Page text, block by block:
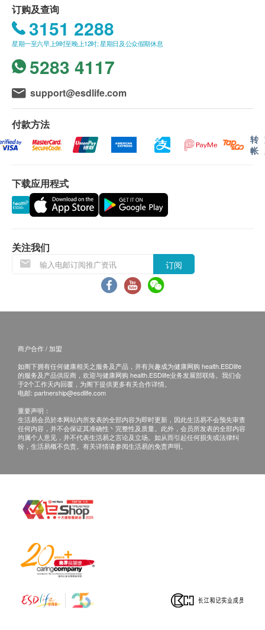
自尼古丁、化学物质、酒精、药物和污染物)；肝脏负
责执行人体内分解代谢的工作，有助营养分解，帮助
吸收，制造消化所需的胆汁；肝亦是营养的储存库，
储存葡萄糖、维生素A、B12、D、铁等人体所需物
质。肝是人体内最重要的器官，所有代谢工作都由肝
细胞进行。因过程非常复杂，现在还没有人工装置能
够取代肝脏的所有功效。所以想身体健康，就必须好
好保护肝脏！
强效抗氧化
的破坏，减低肝细胞受到外来有害物质伤害的机会，
还能增加人体两种至重要的抗氧化剂(谷胱甘肽和过氧
化歧化脢)。
修补肝细胞
水飞蓟素能促进肝细胞中蛋白质的合成，因此可以促
进肝细胞再生，修复受损细胞，达到修补受伤肝脏的
功效，为肝脏筑起保护网，同时强化肝脏健康。
运作，帮助肝脏中和及分解毒素，排走有害物质，减
轻尼古丁、酒精、睡眠不足等对肝脏的伤害。适合经
常应酬、烟酒过多人士、化学工厂或美容院的员工、
经常挨夜人士以及住在污染地区的居民服用，就像一
部草本肝脏净化机。
澳至尊保肝精是草本配方，功效显著。无论在古代还
效。每粒含6000mg大蓟成份的保肝精，含80%水飞
Silybin 能发挥的功效：
2.促进毒素的分解，尤其是肝脏中的毒素。
3.作为抗氧化剂，阻止自由基对细胞壁的损伤。
科研实证
我们将于确定订单后1-3个工作天内安排发货。
不排除运送时间会因节日、交通或天气而有所影
响。当八号烈风讯号悬挂或黑色暴雨警告生效时，
送货服务时间将会延迟。
所有订单须视乎相关货品的供应情况再作最后确
认。倘若生活易未能提供任何订单上的货品，生活
易有权拒绝接受该订单，或会于送货前透过电话或
电邮通知顾客再作安排出货事宜。
保用條款：
应最少有6个月或以上。
退换条款：
有损毁情况，一经确认签收，恕不接受退换。
退换产品必须包装完整，如退换之产品有任何残缺
或过期退回，供应商有权不受理。
如有其他损坏或遗漏查询，顾客必须保留有效收据
中文版为准。
电邮:cs@ausupreme.com
订购及查询
3151 2288
星期一至六早上9时至晚上12时; 星期日及公众假期休息
5283 4117
support@esdlife.com
付款方法
转
帐
下载应用程式
关注我们
订阅
商户合作 / 加盟
如阁下拥有任何健康相关之服务及产品，并有兴趣成为健康网购 health.ESDlife
的服务及产品供应商，欢迎与健康网购 health.ESDlife业务发展部联络。我们会
于2个工作天内回覆，为阁下提供更多有关合作详情。
电邮: partnership@esdlife.com
重要声明：
生活易会员於本网站内所发表的全部内容为即时更新，因此生活易不会预先审查
任何内容，并不会保证其准确性丶完整性及质量。此外，会员所发表的全部内容
均属个人意见，并不代表生活易之言论及立场。如从而引起任何损失或法律纠
纷，生活易概不负责。有关详情请参阅生活易的免责声明。